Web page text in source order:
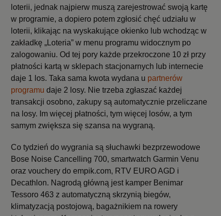
loterii, jednak najpierw muszą zarejestrować swoją kartę
w programie, a dopiero potem zgłosić chęć udziału w
loterii, klikając na wyskakujące okienko lub wchodząc w
zakładkę „Loteria” w menu programu widocznym po
zalogowaniu. Od tej pory każde przekroczone 10 zł przy
płatności kartą w sklepach stacjonarnych lub internecie
daje 1 los. Taka sama kwota wydana u partnerów
programu daje 2 losy. Nie trzeba zgłaszać każdej
transakcji osobno, zakupy są automatycznie przeliczane
na losy. Im więcej płatności, tym więcej losów, a tym
samym zwiększa się szansa na wygraną.
Co tydzień do wygrania są słuchawki bezprzewodowe
Bose Noise Cancelling 700, smartwatch Garmin Venu
oraz vouchery do empik.com, RTV EURO AGD i
Decathlon. Nagrodą główną jest kamper Benimar
Tessoro 463 z automatyczną skrzynią biegów,
klimatyzacją postojową, bagażnikiem na rowery